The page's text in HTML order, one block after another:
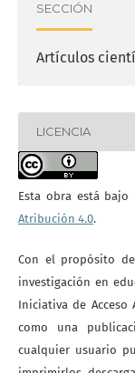
SECCIÓN
Artículos
LICENCIA
Esta obra está
Atribución 4.0.
Con el propósito
investigación en
Iniciativa de
como una
cualquier usuario